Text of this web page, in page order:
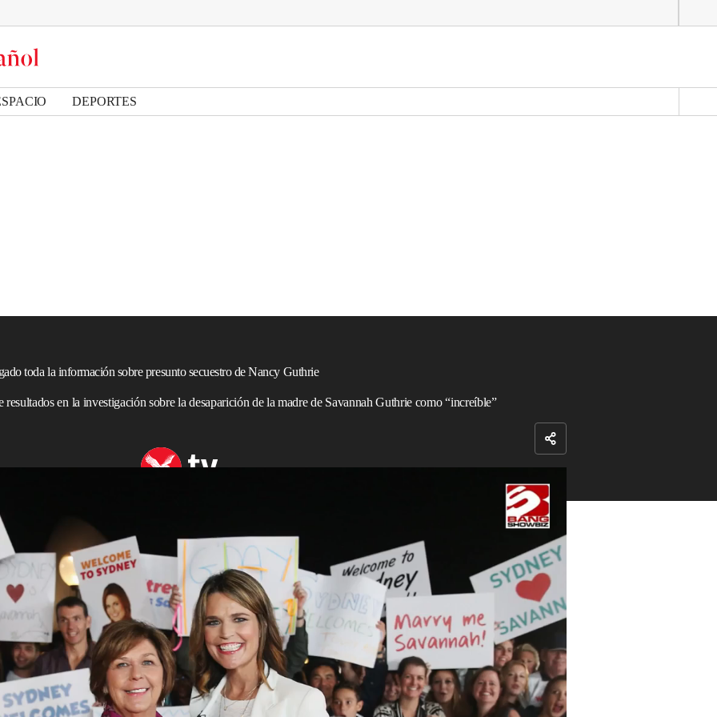
DEPORTES
toda la información sobre presunto secuestro de Nancy Guthrie
en la investigación sobre la desaparición de la madre de Savannah Guthrie como “increíble”
reveló que su familia 'pagaría' por el regreso sano y salvo de su madre Nancy Guthrie
de la investigación en curso sobre la
, madre de la presentadora Savannah Guthrie
según la policía.
Todaydesapareció de su casa en Arizona, EE.
una búsqueda a nivel nacional. No se ha
hay indicios de que Nancy esté viva.
de Nancy en el episodio del miércoles de su pódcast,
con Ashley Flowers, presentadora del pódcast
Crime